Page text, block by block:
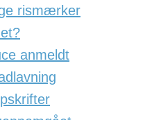
rismærker
anmeldt